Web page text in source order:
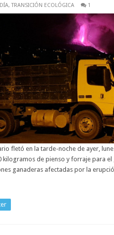
,TRANSICIÓN ECOLÓGICA 1
fletó en la tarde-noche de ayer,
kilogramos de pienso y forraje para
ganaderas afectadas por la